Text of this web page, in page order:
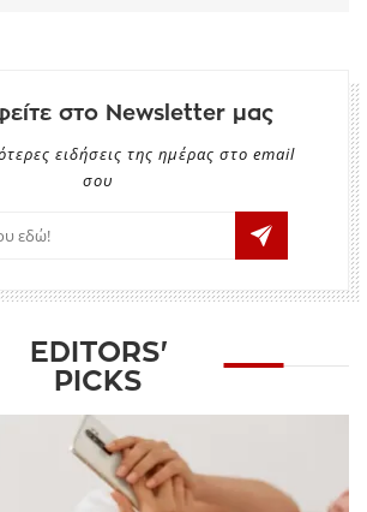
στο Newsletter μας
ειδήσεις της ημέρας στο email
σου
EDITORS'
PICKS